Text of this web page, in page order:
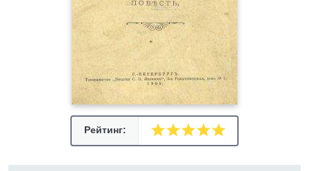
Рейтинг: